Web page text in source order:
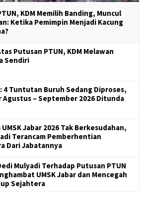
KDM Memilih Banding, Muncul
Ketika Pemimpin Menjadi Kacung
Putusan PTUN, KDM Melawan
Sendiri
4 Tuntutan Buruh Sedang Diproses,
Agustus – September 2026 Ditunda
Jabar 2026 Tak Berkesudahan,
Terancam Pemberhentian
Dari Jabatannya
Mulyadi Terhadap Putusan PTUN
UMSK Jabar dan Mencegah
Sejahtera